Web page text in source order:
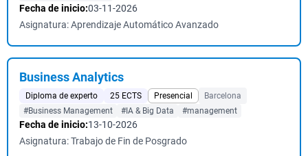
Fecha de inicio:03-11-2026
Asignatura: Aprendizaje Automático Avanzado
Business Analytics
Diploma de experto 25 ECTS Presencial
Barcelona
#Business Management
#IA & Big Data #management
Fecha de inicio:13-10-2026
Asignatura: Trabajo de Fin de Posgrado